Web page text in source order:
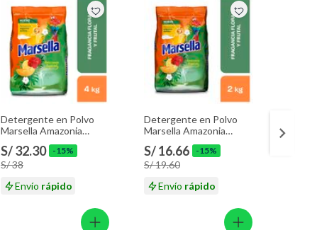
Detergente en Polvo
Marsella Amazonia
Tropical Bolsa 4 Kg
S/ 32.30 -15%
S/ 38
Envío rápido
Detergente en Polvo
Marsella Amazonia
Tropical Bolsa 2 Kg
S/ 16.66 -15%
S/ 19.60
Envío rápido